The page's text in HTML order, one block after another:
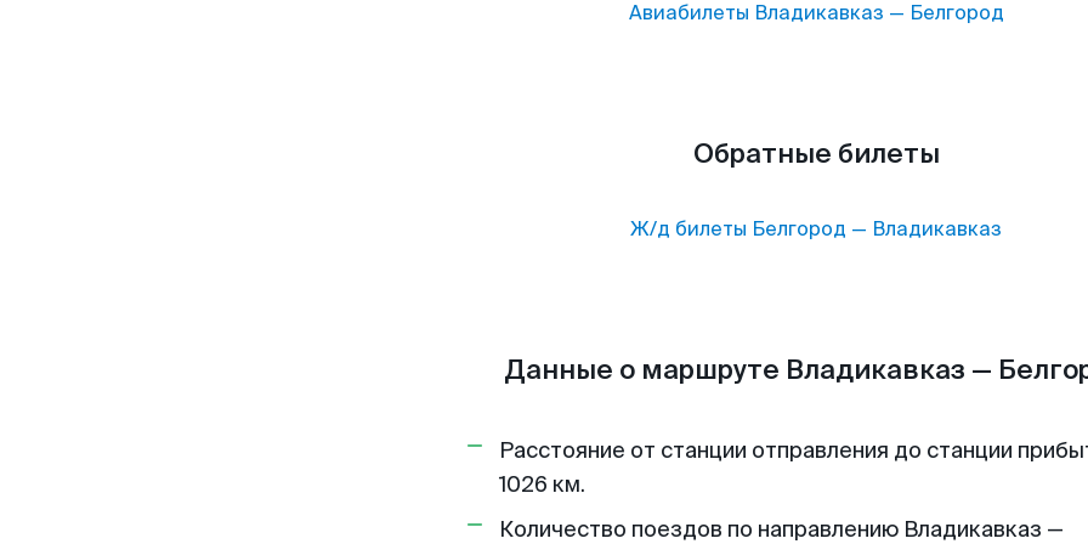
Авиабилеты Владикавказ — Белгород
Обратные билеты
Ж/д билеты Белгород — Владикавказ
Данные о маршруте Владикавказ —
Расстояние от станции отправления до станции
1026 км.
Количество поездов по направлению Владикавказ —